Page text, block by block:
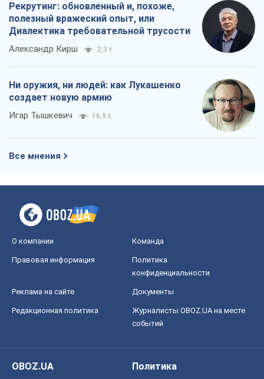
Рекрутинг: обновленный и, похоже,
полезный вражеский опыт, или
Диалектика требовательной трусости
Александр Кирш 2,3 т.
Ни оружия, ни людей: как Лукашенко
создает новую армию
Игар Тышкевич 16,9 т.
Все мнения
О компании Команда
Правовая информация
Политика
конфиденциальности
Реклама на сайте Документы
Редакционная политика
Журналисты OBOZ.UA на месте
событий
OBOZ.UA
Политика